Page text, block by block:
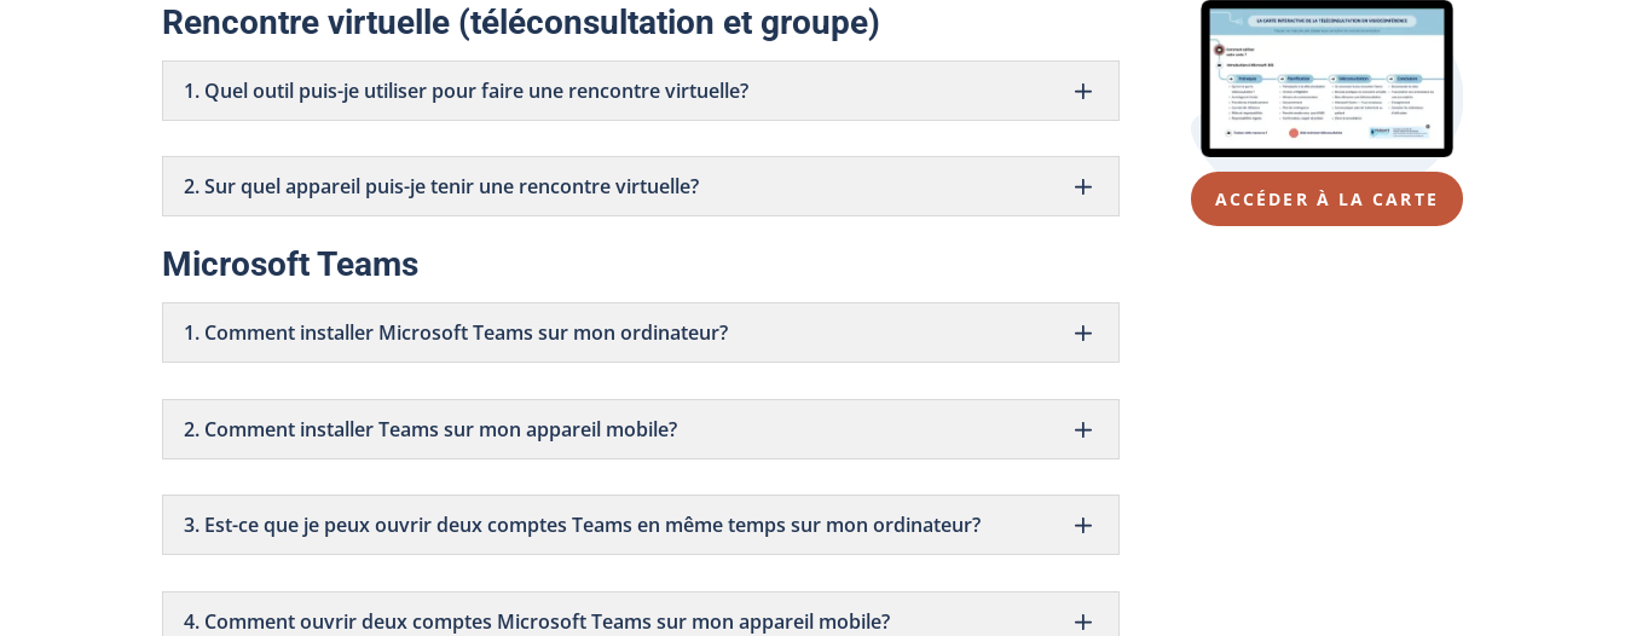
Rencontre virtuelle (téléconsultation et groupe)
1. Quel outil puis-je utiliser pour faire une rencontre virtuelle?
2. Sur quel appareil puis-je tenir une rencontre virtuelle?
Microsoft Teams
1. Comment installer Microsoft Teams sur mon ordinateur?
2. Comment installer Teams sur mon appareil mobile?
3. Est-ce que je peux ouvrir deux comptes Teams en même temps sur mon ordinateur?
4. Comment ouvrir deux comptes Microsoft Teams sur mon appareil mobile?
ACCÉDER À LA CARTE